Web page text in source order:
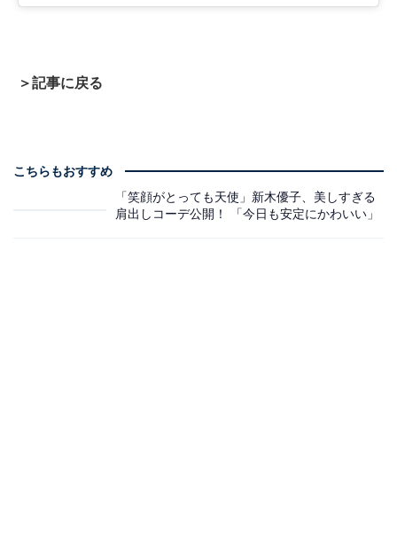
＞記事に戻る
こちらもおすすめ
「笑顔がとっても天使」新木優子、美しすぎる
肩出しコーデ公開！ 「今日も安定にかわいい」